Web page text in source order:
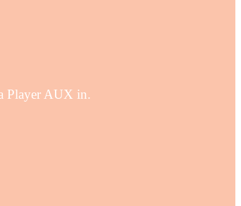
Player AUX in.